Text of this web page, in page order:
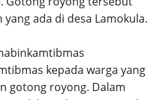
ada di desa Lamokula.
kepada warga yang
gotong royong. Dalam